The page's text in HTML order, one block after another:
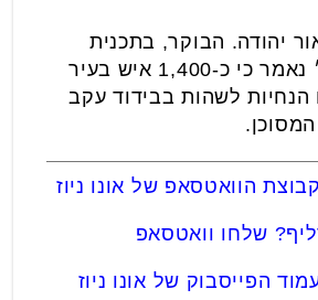
יהודה. הבוקר, בתכנית
ה״עולם הבוקר״ נאמר כי כ-1,400 איש בעיר
הנחיות לשהות בבידוד עקב
הוואטסאפ של אונו ניוז
שלחו וואטסאפ
הפייסבוק של אונו ניוז